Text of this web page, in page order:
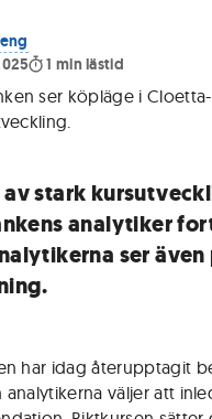
1 min lästid
ser köpläge i
.
stark
analytiker
ser
har idag återupptagit
analytikerna väljer att